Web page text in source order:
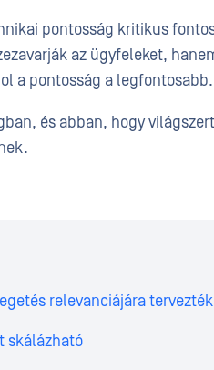
pontosság kritikus
az ügyfeleket,
a pontosság a legfontosabb.
és abban, hogy
relevanciájára
skálázható